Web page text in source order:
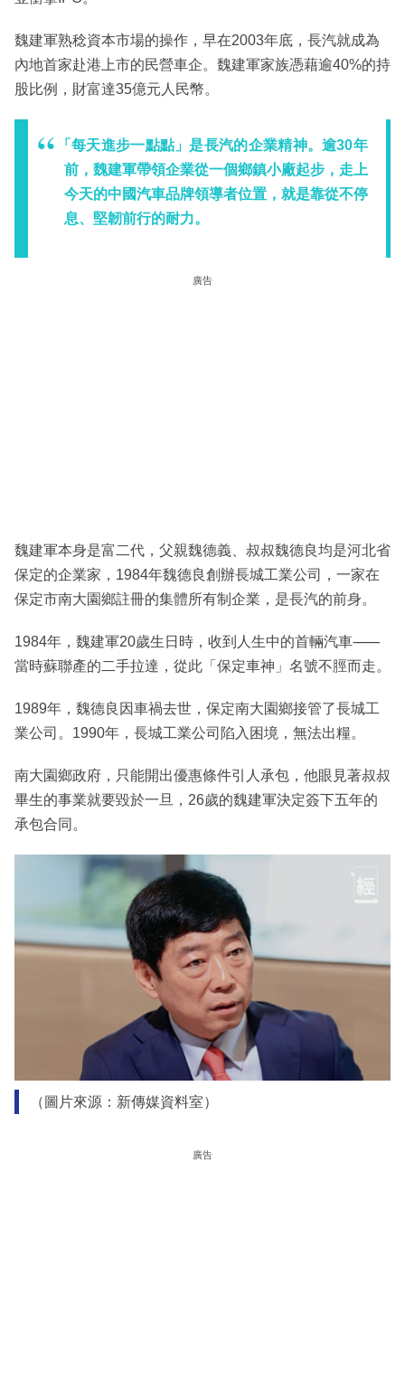
魏建軍熟稔資本市場的操作，早在2003年底，長汽就成為
內地首家赴港上市的民營車企。魏建軍家族憑藉逾40%的持
股比例，財富達35億元人民幣。
「每天進步一點點」是長汽的企業精神。逾30年
前，魏建軍帶領企業從一個鄉鎮小廠起步，走上
今天的中國汽車品牌領導者位置，就是靠從不停
息、堅韌前行的耐力。
廣告
魏建軍本身是富二代，父親魏德義、叔叔魏德良均是河北省
保定的企業家，1984年魏德良創辦長城工業公司，一家在
保定市南大園鄉註冊的集體所有制企業，是長汽的前身。
1984年，魏建軍20歲生日時，收到人生中的首輛汽車⸺
當時蘇聯產的二手拉達，從此「保定車神」名號不脛而走。
1989年，魏德良因車禍去世，保定南大園鄉接管了長城工
業公司。1990年，長城工業公司陷入困境，無法出糧。
南大園鄉政府，只能開出優惠條件引人承包，他眼見著叔叔
畢生的事業就要毀於一旦，26歲的魏建軍決定簽下五年的
承包合同。
（圖片來源：新傳媒資料室）
廣告